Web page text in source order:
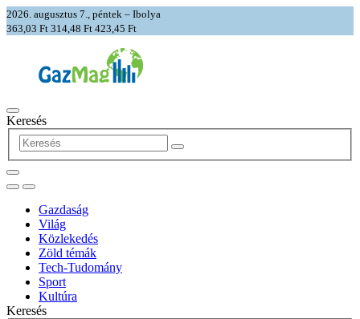
2026. augusztus 7., péntek – Ibolya
363,03 Ft 314,48 Ft 423,45 Ft
Keresés
Gazdaság
Világ
Közlekedés
Zöld témák
Tech-Tudomány
Sport
Kultúra
Keresés